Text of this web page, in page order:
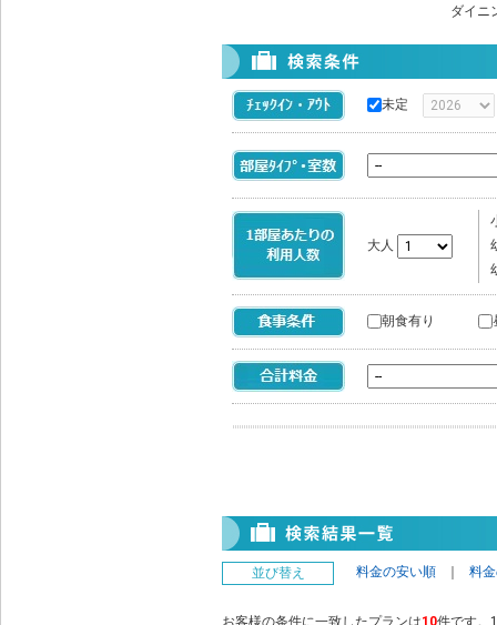
ダイニ
未定
大人
朝食有り
並び替え 料金の安い順 料
お客様の条件に一致したプランは10件です。